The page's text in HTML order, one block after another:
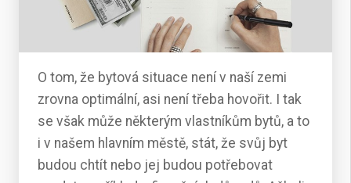
O tom, že bytová situace není v naší zemi
zrovna optimální, asi není třeba hovořit. I tak
se však může některým vlastníkům bytů, a to
i v našem hlavním městě, stát, že svůj byt
budou chtít nebo jej budou potřebovat